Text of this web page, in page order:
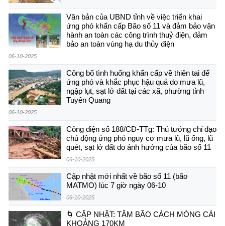
Văn bản của UBND tỉnh về việc triển khai
ứng phó khẩn cấp Bão số 11 và đảm bảo vận
hành an toàn các công trình thuỷ điện, đảm
bảo an toàn vùng hạ du thủy điện
06-10-2025
Công bố tình huống khẩn cấp về thiên tai để
ứng phó và khắc phục hậu quả do mưa lũ,
ngập lụt, sạt lở đất tại các xã, phường tỉnh
Tuyên Quang
06-10-2025
Công điện số 188/CĐ-TTg: Thủ tướng chỉ đạo
chủ động ứng phó nguy cơ mưa lũ, lũ ống, lũ
quét, sạt lở đất do ảnh hưởng của bão số 11
06-10-2025
Cập nhật mới nhất về bão số 11 (bão
MATMO) lúc 7 giờ ngày 06-10
06-10-2025
🌀 CẬP NHẬT: TÂM BÃO CÁCH MÓNG CÁI
KHOẢNG 170KM